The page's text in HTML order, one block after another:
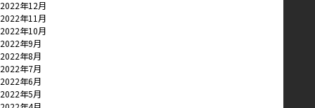
2022年12月
2022年11月
2022年10月
2022年9月
2022年8月
2022年7月
2022年6月
2022年5月